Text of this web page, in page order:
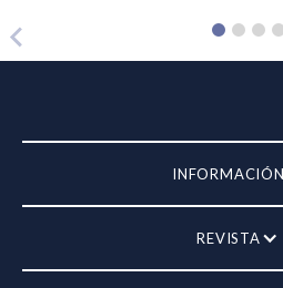
INFORMACIÓN
REVISTA